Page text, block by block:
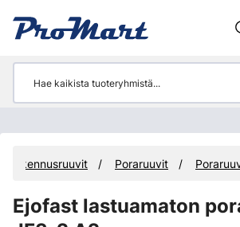
Rakennusruuvit Poraruuvit
Ejofast lastuamaton